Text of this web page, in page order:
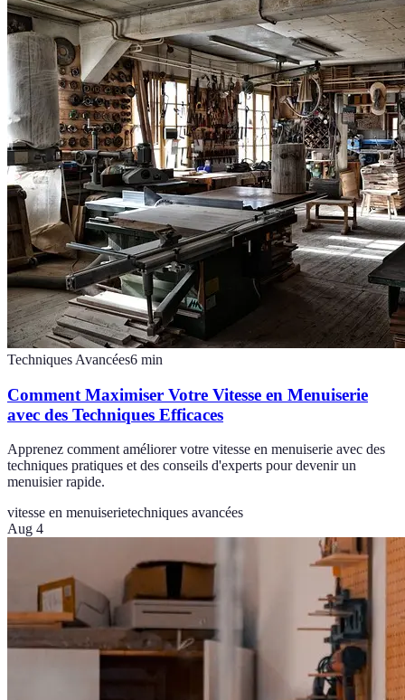
Techniques Avancées6 min
Comment Maximiser Votre Vitesse en Menuiserie
avec des Techniques Efficaces
Apprenez comment améliorer votre vitesse en menuiserie avec des
techniques pratiques et des conseils d'experts pour devenir un
menuisier rapide.
vitesse en menuiserietechniques avancées
Aug 4